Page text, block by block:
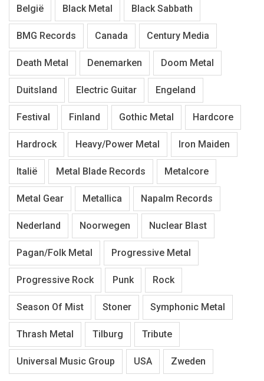
België Black Metal Black Sabbath
BMG Records Canada Century Media
Death Metal Denemarken Doom Metal
Duitsland Electric Guitar Engeland
Festival Finland Gothic Metal Hardcore
Hardrock Heavy/Power Metal Iron Maiden
Italië Metal Blade Records Metalcore
Metal Gear Metallica Napalm Records
Nederland Noorwegen Nuclear Blast
Pagan/Folk Metal Progressive Metal
Progressive Rock Punk Rock
Season Of Mist Stoner Symphonic Metal
Thrash Metal Tilburg Tribute
Universal Music Group USA Zweden